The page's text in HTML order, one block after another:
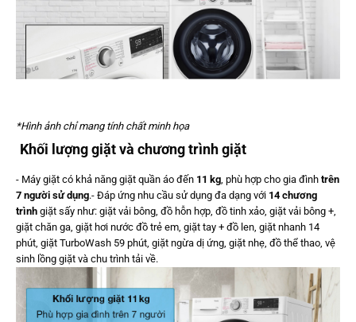
*Hình ảnh chỉ mang tính chất minh họa
Khối lượng giặt và chương trình giặt
- Máy giặt có khả năng giặt quần áo đến 11 kg , phù hợp cho gia đình trên
7 người sử dụng.- Đáp ứng nhu cầu sử dụng đa dạng với 14 chương
trình giặt sấy như: giặt vải bông, đồ hỗn hợp, đồ tinh xảo, giặt vải bông +,
giặt chăn ga, giặt hơi nước đồ trẻ em, giặt tay + đồ len, giặt nhanh 14
phút, giặt TurboWash 59 phút, giặt ngừa dị ứng, giặt nhẹ, đồ thể thao, vệ
sinh lồng giặt và chu trình tải về.